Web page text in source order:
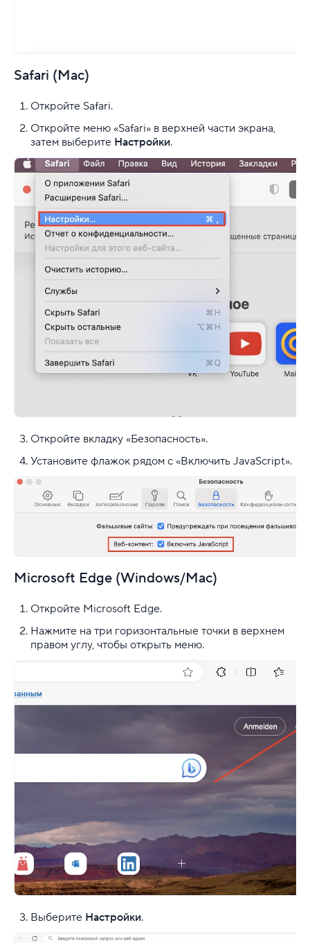
Safari (Mac)
Откройте Safari.
Откройте меню «Safari» в верхней части экрана,
затем выберите Настройки.
Откройте вкладку «Безопасность».
Установите флажок рядом с «Включить JavaScript».
Microsoft Edge (Windows/Mac)
Откройте Microsoft Edge.
Нажмите на три горизонтальные точки в верхнем
правом углу, чтобы открыть меню.
Выберите Настройки.